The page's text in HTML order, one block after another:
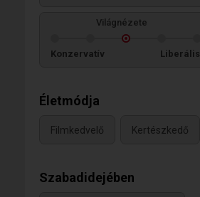
Világnézete
Konzervatív Liberális
Életmódja
Filmkedvelő Kertészkedő
Szabadidejében